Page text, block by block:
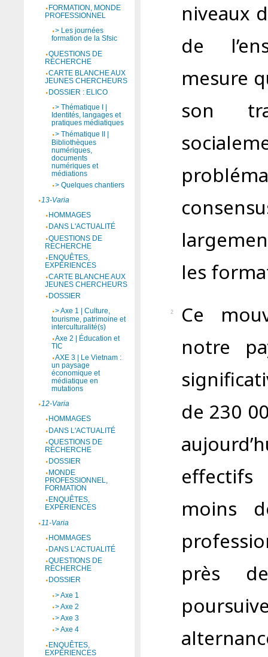
niveaux
de
mesure
son
les
2
Ce
notre
de 230
effectifs
moins
près
FORMATION, MONDE
PROFESSIONNEL
> Les journées
formation de la Sfsic
QUESTIONS DE
RECHERCHE
CARTE BLANCHE AUX
JEUNES CHERCHEURS
DOSSIER : ELICO
> Thématique I |
Identités, langages et
pratiques médiatiques
> Thématique II |
Bibliothèques
numériques,
documents
numériques et
médiations
> Quelques chantiers
13-Varia
HOMMAGES
DANS L'ACTUALITÉ
QUESTIONS DE
RECHERCHE
ENQUÊTES,
EXPÉRIENCES
CARTE BLANCHE AUX
JEUNES CHERCHEURS
DOSSIER
> Axe 1 | Culture,
tourisme, patrimoine et
interculturalité(s)
Axe 2 | Éducation et
TIC
AXE 3 | Le Vietnam :
un paysage
économique et
médiatique en
mutations
12-Varia
HOMMAGES
DANS L'ACTUALITÉ
QUESTIONS DE
RECHERCHE
DOSSIER
MONDE
PROFESSIONNEL,
FORMATION
ENQUÊTES,
EXPÉRIENCES
11-Varia
HOMMAGES
DANS L’ACTUALITÉ
QUESTIONS DE
RECHERCHE
DOSSIER
> Axe 1
> Axe 2
> Axe 3
> Axe 4
ENQUÊTES,
EXPÉRIENCES